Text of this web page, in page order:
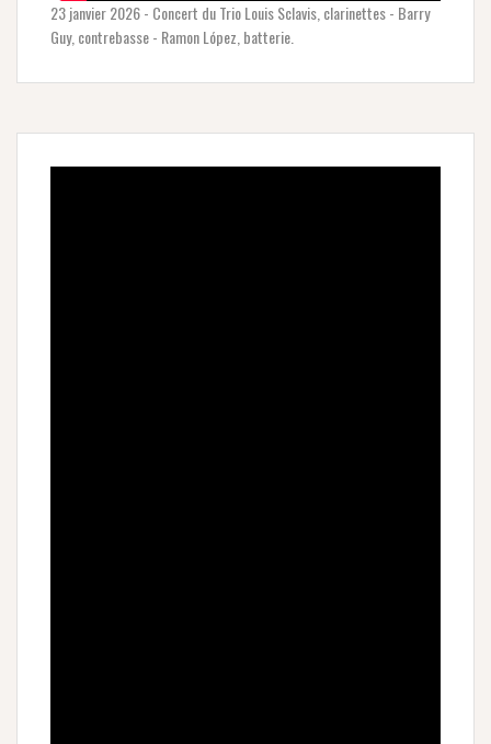
23 janvier 2026 - Concert du Trio Louis Sclavis, clarinettes - Barry
Guy, contrebasse - Ramon López, batterie.